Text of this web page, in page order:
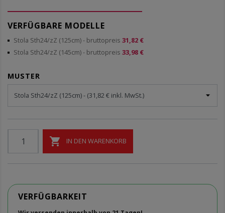
VERFÜGBARE MODELLE
Stola Sth24/zZ (125cm)- bruttopreis 31,82 €
Stola Sth24/zZ (145cm)- bruttopreis 33,98 €
MUSTER
 IN DEN WARENKORB
VERFÜGBARKEIT